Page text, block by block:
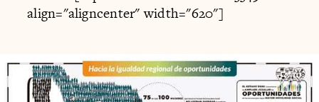
align="aligncenter" width="620"]